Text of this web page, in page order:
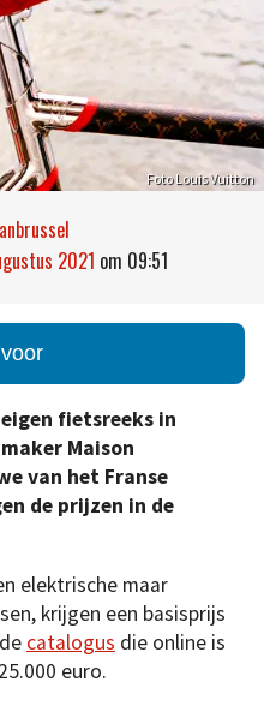
Foto Louis Vuitton
2021 om 09:51
fietsreeks in
Maison
van het Franse
de prijzen in de
elektrische maar
krijgen een basisprijs
catalogus die online is
euro.